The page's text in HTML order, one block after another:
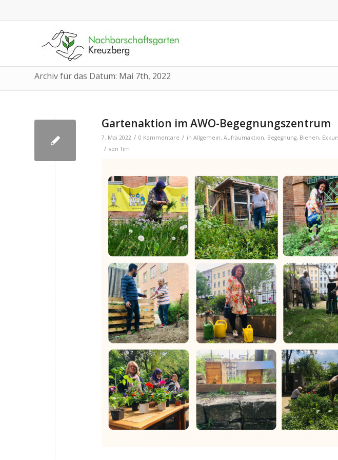
Archiv für das Datum: Mai 7th, 2022
Gartenaktion im AWO-Begegnungszentrum
7. Mai 2022 / 0 Kommentare / in Allgemein, Aufräumaktion, Begegnung, Bienen,
/ vonTim